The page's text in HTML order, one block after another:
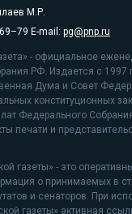
М.Р.
E-mail: pg@pnp.ru
- официальное
РФ. Издается с 1997
Дума и Совет
конституционных
Федерального
печати и
газеты» - это
о принимаемых в
и сенаторов. При
газеты» активная